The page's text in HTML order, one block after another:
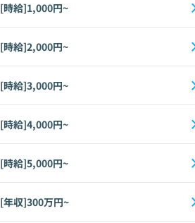
[時給]1,000円~
[時給]2,000円~
[時給]3,000円~
[時給]4,000円~
[時給]5,000円~
[年収]300万円~